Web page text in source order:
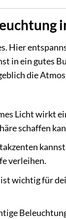
Hier
in ein gutes
die
Licht wirkt
schaffen
verleihen.
wichtig für